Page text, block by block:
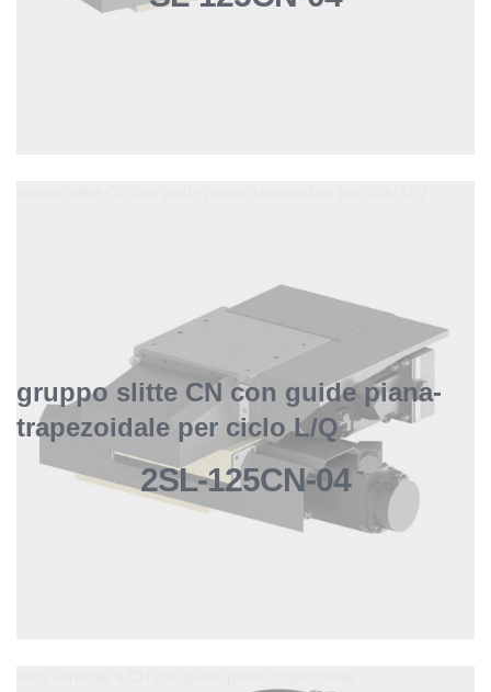
2SL-125CN-04
gruppo slitte CN con guide piana-
trapezoidale per ciclo L/Q